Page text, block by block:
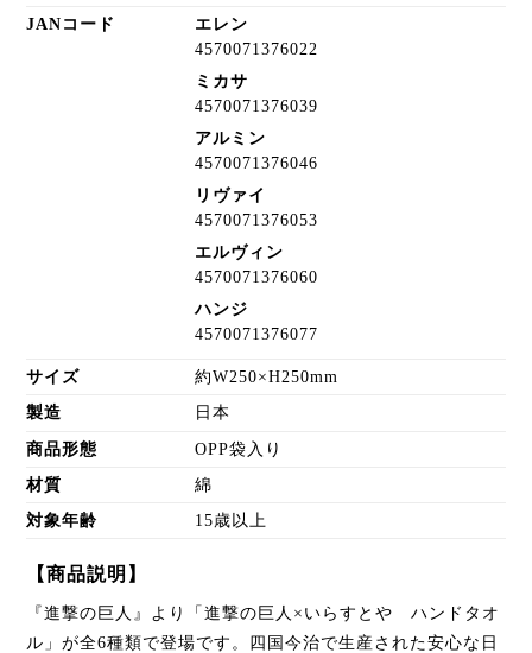
JANコード
エレン
4570071376022
ミカサ
4570071376039
アルミン
4570071376046
リヴァイ
4570071376053
エルヴィン
4570071376060
ハンジ
4570071376077
サイズ 約W250×H250mm
製造 日本
商品形態 OPP袋入り
材質 綿
対象年齢 15歳以上
【商品説明】
『進撃の巨人』より「進撃の巨人×いらすとや ハンドタオ
ル」が全6種類で登場です。四国今治で生産された安心な日